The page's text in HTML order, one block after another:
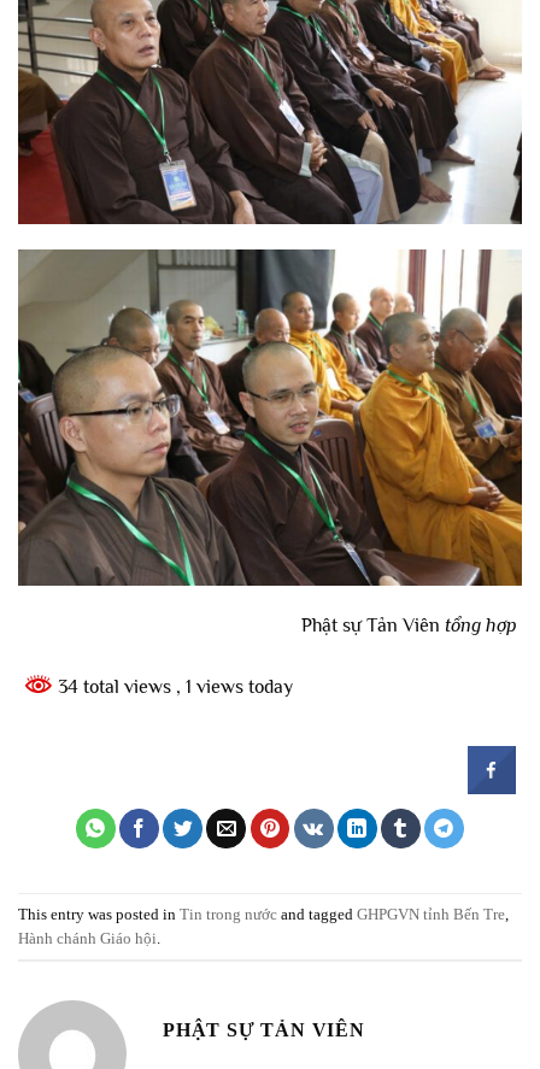
Phật sự Tản Viên tổng hợp
34 total views , 1 views today
This entry was posted in Tin trong nước and tagged GHPGVN tỉnh Bến Tre
Hành chánh Giáo hội
PHẬT SỰ TẢN VIÊN